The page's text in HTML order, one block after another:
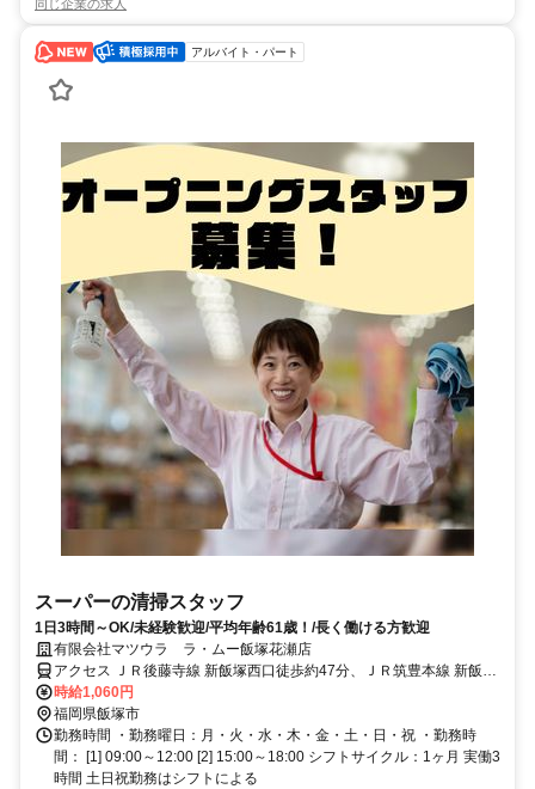
同じ企業の求人
アルバイト・パート
スーパーの清掃スタッフ
1日3時間～OK/未経験歓迎/平均年齢61歳！/長く働ける方歓迎
有限会社マツウラ ラ・ムー飯塚花瀬店
アクセス ＪＲ後藤寺線 新飯塚西口徒歩約47分、ＪＲ筑豊本線 新飯塚
西口徒歩約47分、ＪＲ筑豊本線 飯塚徒歩約53分
時給1,060円
福岡県飯塚市
勤務時間 ・勤務曜日：月・火・水・木・金・土・日・祝 ・勤務時
間： [1] 09:00～12:00 [2] 15:00～18:00 シフトサイクル：1ヶ月 実働3
時間 土日祝勤務はシフトによる